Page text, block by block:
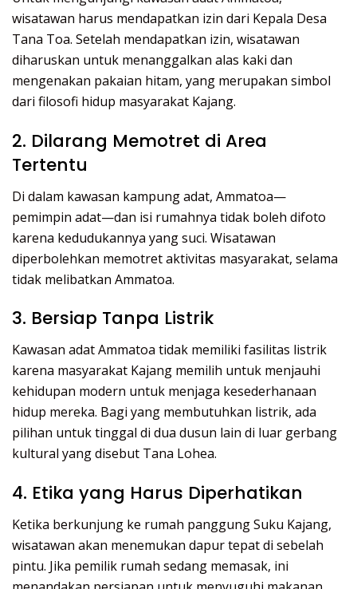
wisatawan harus mendapatkan izin dari Kepala Desa
Tana Toa. Setelah mendapatkan izin, wisatawan
diharuskan untuk menanggalkan alas kaki dan
mengenakan pakaian hitam, yang merupakan simbol
dari filosofi hidup masyarakat Kajang.
2. Dilarang Memotret di Area
Tertentu
Di dalam kawasan kampung adat, Ammatoa—
pemimpin adat—dan isi rumahnya tidak boleh difoto
karena kedudukannya yang suci. Wisatawan
diperbolehkan memotret aktivitas masyarakat, selama
tidak melibatkan Ammatoa.
3. Bersiap Tanpa Listrik
Kawasan adat Ammatoa tidak memiliki fasilitas listrik
karena masyarakat Kajang memilih untuk menjauhi
kehidupan modern untuk menjaga kesederhanaan
hidup mereka. Bagi yang membutuhkan listrik, ada
pilihan untuk tinggal di dua dusun lain di luar gerbang
kultural yang disebut Tana Lohea.
4. Etika yang Harus Diperhatikan
Ketika berkunjung ke rumah panggung Suku Kajang,
wisatawan akan menemukan dapur tepat di sebelah
pintu. Jika pemilik rumah sedang memasak, ini